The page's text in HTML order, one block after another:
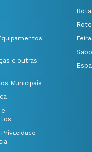
e outras
Municipais
e
–